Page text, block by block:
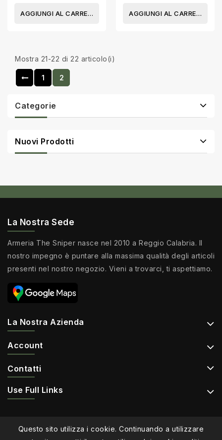
AGGIUNGI AL CARRELLO AGGIUNGI AL CARRELLO
Mostra 21-22 di 22 articolo(i)
1 2
Categorie
Nuovi Prodotti
La Nostra Sede
Armeria The Sniper nasce nel 2010 a Reggio Calabria. Il
nostro impegno è puntare alla massima qualità degli articoli
presenti nel nostro negozio. Vieni a trovarci, ti aspettiamo.
La Nostra Azienda
Account
Contatti
Questo sito utilizza i cookie. Continuando a utilizzare
Use Full Links